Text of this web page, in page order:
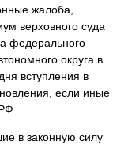
жалоба,
верховного суда
федерального
округа в
вступления в
если иные
в законную силу